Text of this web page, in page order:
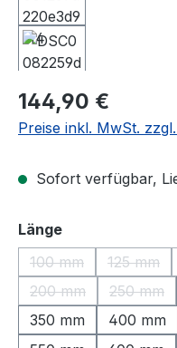
Regulärer Preis:
144,90 €
Preise inkl. MwSt.
Sofort verfügbar,
Längeauswählen
100 mm
(Diese Option ist
125 mm
(Diese
200 mm
(Diese Option ist
250 mm
(Diese
350 mm
400 mm